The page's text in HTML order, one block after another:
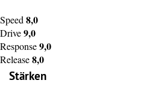
Speed 8,0
Drive9,0
Response9,0
Release8,0
Stärken